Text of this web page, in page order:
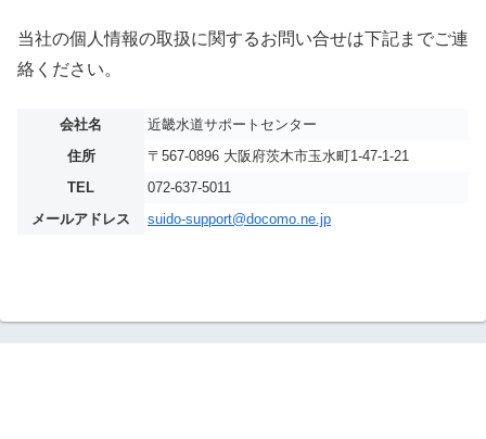
当社の個人情報の取扱に関するお問い合せは下記までご連
絡ください。
会社名
近畿水道サポートセンター
住所
〒567-0896 大阪府茨木市玉水町1-47-1-21
TEL
072-637-5011
メールアドレス
suido-support@docomo.ne.jp